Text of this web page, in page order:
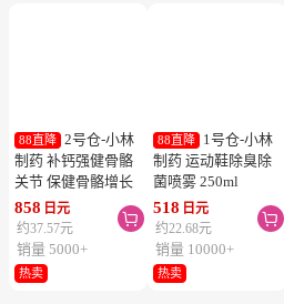
88直降 2号仓-小林
制药 补钙强健骨骼
关节 保健骨骼增长
钙镁片 240粒
858 日元
约37.57元

销量 5000+
热卖
88直降
1号仓-小林
制药 运动鞋除臭除
菌喷雾 250ml
518 日元
约22.68元

销量 10000+
热卖